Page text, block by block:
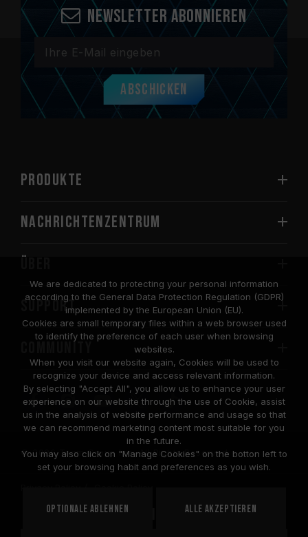
Newsletter abonnieren
Abschicken
PRODUKTE
Nachrichtenzentrum
SUPPORT
COMMUNITY
© 2026 Team Group Inc. All Rights Reserved.
STANDORT
United
We are dedicated to protecting your personal information
according to the General Data Protection Regulation (GDPR)
implemented by the European Union (EU).
Cookies are small temporary files within a web browser used
to identify the preference of each user when browsing
websites.
When you visit our website again, Cookies will be used to
recognize your device and access relevant information.
By selecting "Accept All", you allow us to enhance your user
experience on our website through the use of Cookie, assist
us in the analysis of website performance and usage so that
we can recommend marketing content most suitable for you
in the future.
You may also click on "Manage Cookies" on the botton left to
set your browsing habit and preferences as you wish.
Optionale ablehnen Alle akzeptieren